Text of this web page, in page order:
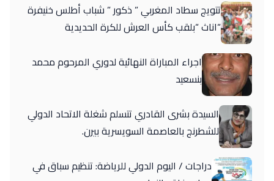
تتويج سطاد المغربي ” ذكور ” شباب أطلس خنيفرة
“اناث “بلقب كأس العرش للكرة الحديدية
اجراء المباراة النهائية لدوري المرحوم محمد
بنسعيد
السيدة بشرى القادري تتسلم شغلة الاتحاد الدولي
للشطرنج بالعاصمة السويسرية بيرن.
دراجات / اليوم الدولي للرياضة: تنظيم سباق في